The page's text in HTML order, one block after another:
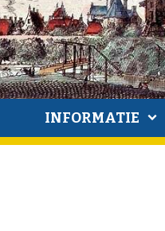
INFORMATIE